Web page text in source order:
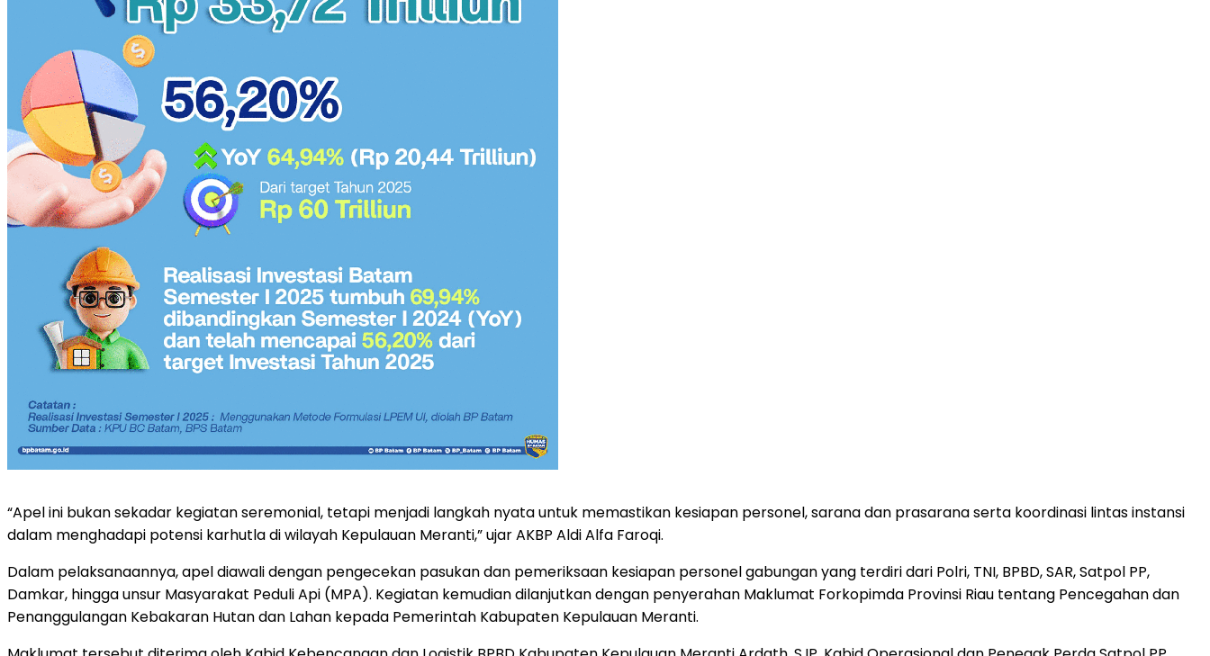
“Apel ini bukan sekadar kegiatan seremonial, tetapi menjadi langkah nyata untuk memastikan kesiapan personel, sarana dan prasarana serta koordinasi lintas instansi
dalam menghadapi potensi karhutla di wilayah Kepulauan Meranti,” ujar AKBP Aldi Alfa Faroqi.
Dalam pelaksanaannya, apel diawali dengan pengecekan pasukan dan pemeriksaan kesiapan personel gabungan yang terdiri dari Polri, TNI, BPBD, SAR, Satpol PP,
Damkar, hingga unsur Masyarakat Peduli Api (MPA). Kegiatan kemudian dilanjutkan dengan penyerahan Maklumat Forkopimda Provinsi Riau tentang Pencegahan dan
Penanggulangan Kebakaran Hutan dan Lahan kepada Pemerintah Kabupaten Kepulauan Meranti.